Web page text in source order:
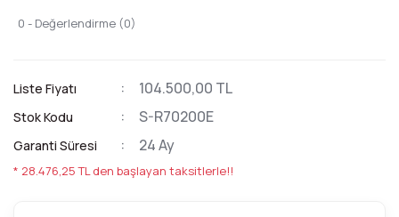
0 - Değerlendirme (0)
Liste Fiyatı 104.500,00 TL
Stok Kodu S-R70200E
Garanti Süresi 24 Ay
* 28.476,25 TL den başlayan taksitlerle!!